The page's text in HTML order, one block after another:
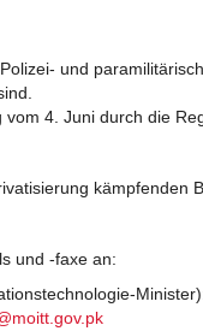
und
4. Juni durch die
kämpfenden
und -faxe an: